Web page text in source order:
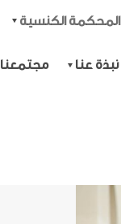
المحكمة الكنسية
نبذة عنا مجتمعنا